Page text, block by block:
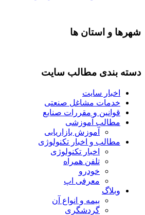
شهرها و استان ها
دسته بندی مطالب سایت
اخبار سایت
خدمات مشاغل صنعتی
قوانین و مقررات صنایع
مطالب آموزشی
آموزش بازاریابی
مطالب و اخبار تکنولوژی
اخبار تکنولوژی
تلفن همراه
خودرو
معرفی اپ
وبلاگ
بیمه و انواع آن
گردشگری